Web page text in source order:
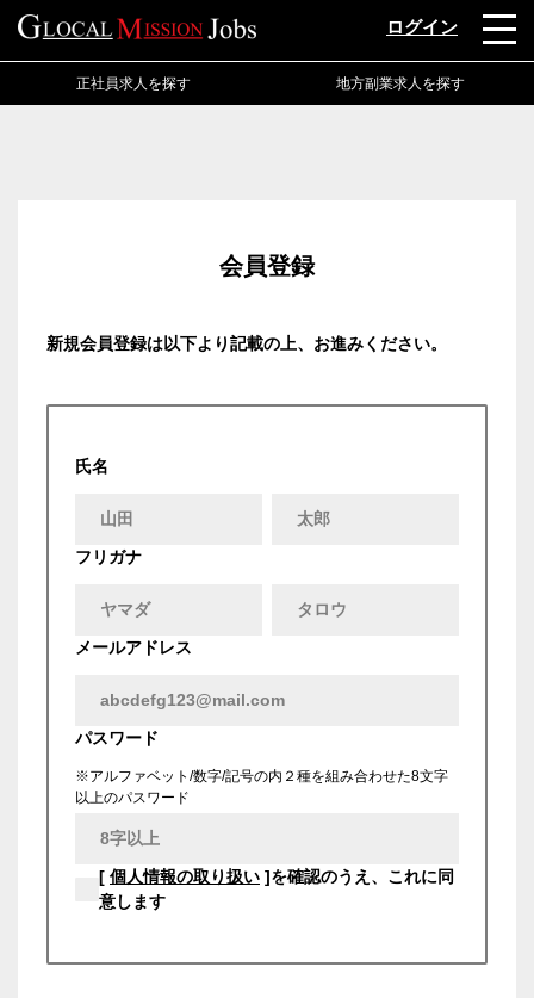
ログイン
正社員求人を探す 地方副業求人を探す
会員登録
新規会員登録は以下より記載の上、お進みください。
氏名
フリガナ
メールアドレス
パスワード
※アルファベット/数字/記号の内２種を組み合わせた8文字
以上のパスワード
[ 個人情報の取り扱い ]を確認のうえ、これに同
意します